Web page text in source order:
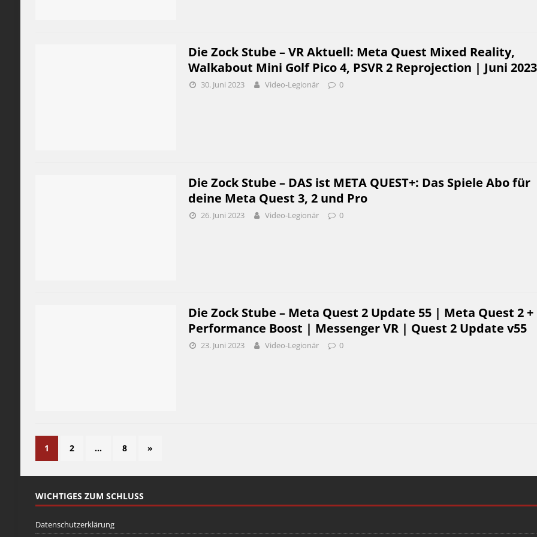
Die Zock Stube – VR Aktuell: Meta Quest Mixed Reality,
Walkabout Mini Golf Pico 4, PSVR 2 Reprojection | Juni
30. Juni 2023 Video-Legionär 0
Die Zock Stube – DAS ist META QUEST+: Das Spiele Abo für
deine Meta Quest 3, 2 und Pro
26. Juni 2023 Video-Legionär 0
Die Zock Stube – Meta Quest 2 Update 55 | Meta Quest 2 +
Performance Boost | Messenger VR | Quest 2 Update v55
23. Juni 2023 Video-Legionär 0
1 2 … 8 »
WICHTIGES ZUM SCHLUSS
Datenschutzerklärung